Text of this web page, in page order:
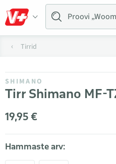
Tirrid
SHIMANO
Tirr Shimano MF-
19,95 €
Hammaste arv: